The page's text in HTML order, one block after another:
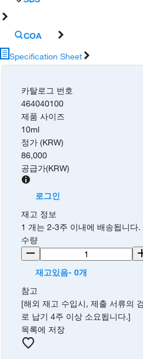
COA
Specification Sheet
카탈로그 번호
464040100
제품 사이즈
10ml
정가 (KRW)
86,000
공급가(KRW)
로그인
재고 정보
1 개는 2-3주 이내에 배송됩니다.
수량
재고있음- 0개
참고
[해외 재고 수입시, 제출 서류의
로 납기 4주 이상 소요됩니다.]
목록에 저장